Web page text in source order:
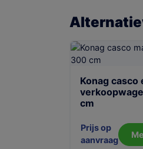
Konag casco
cm
Prijs op
aanvraag